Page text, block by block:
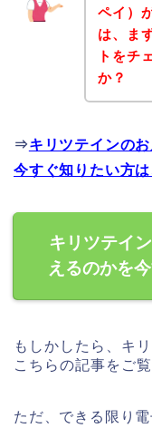
ペイ）
は、ま
トをチ
か？
⇒キリツテインの
今すぐ知りたい方は
キリツテイ
えるのかを
もしかしたら、キ
こちらの記事をご
ただ、できる限り